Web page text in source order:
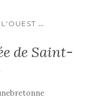
...
de Saint-